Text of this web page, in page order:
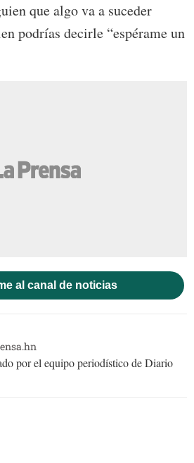
que algo va a suceder
podrías decirle “espérame un
al canal de noticias
por el equipo periodístico de Diario